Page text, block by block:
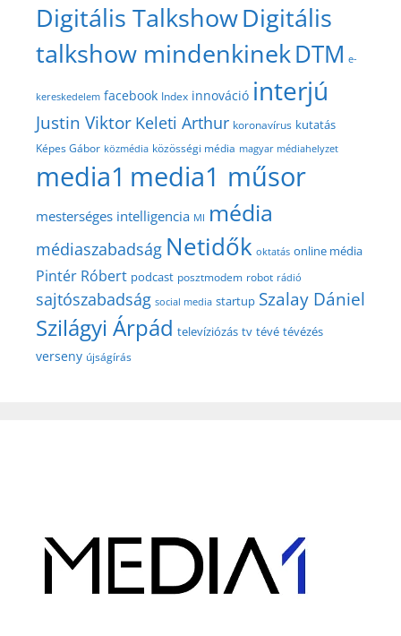
Digitális TalkshowDigitális
talkshow mindenkinekDTM e-
kereskedelem facebook Index innováció interjú
Justin Viktor Keleti Arthur koronavírus kutatás
Képes Gábor közmédia közösségi média magyar médiahelyzet
media1 media1 műsor
mesterséges intelligencia MI média
médiaszabadság Netidők oktatás online média
Pintér Róbert podcast posztmodem robot rádió
sajtószabadság social media startup Szalay Dániel
Szilágyi Árpád televíziózás tv tévé tévézés
verseny újságírás